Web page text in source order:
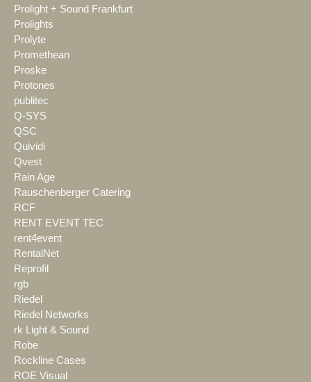
Prolight + Sound Frankfurt
Prolights
Prolyte
Promethean
Proske
Protones
publitec
Q-SYS
QSC
Quividi
Qvest
Rain Age
Rauschenberger Catering
RCF
RENT EVENT TEC
rent4event
RentalNet
Reprofil
rgb
Riedel
Riedel Networks
rk Light & Sound
Robe
Rockline Cases
ROE Visual